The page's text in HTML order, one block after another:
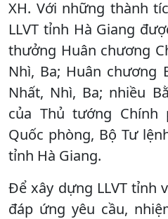
XH. Với những thành
LLVT tỉnh Hà Giang
thưởng Huân chương
Nhì, Ba; Huân chương
Nhất, Nhì, Ba; nhiều
của Thủ tướng Chính
Quốc phòng, Bộ Tư
tỉnh Hà Giang.
Để xây dựng LLVT tỉnh
đáp ứng yêu cầu,